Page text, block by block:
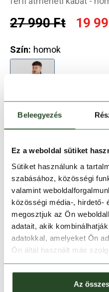
Beleegyezés
Ez a weboldal sütiket
Sütiket használunk a
szabásához, közösségi
valamint
közösségi média-, hirdető-
megosztjuk az Ön
adatait, akik
adatokkal, amelyeket Ön
Ön által használt más
Az
27 990 Ft 19
Szín: homok
XXL
Melyik üzletben
30 napos
1-2 munkanapos